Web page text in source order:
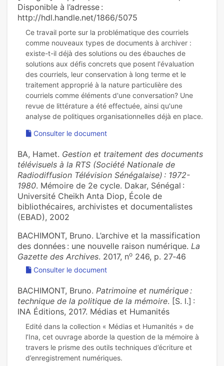
Disponible à l’adresse :
http://hdl.handle.net/1866/5075
Ce travail porte sur la problématique des courriels
comme nouveaux types de documents à archiver :
existe-t-il déjà des solutions ou des ébauches de
solutions aux défis concrets que posent l'évaluation
des courriels, leur conservation à long terme et le
traitement approprié à la nature particulière des
courriels comme éléments d'une conversation? Une
revue de littérature a été effectuée, ainsi qu'une
Consulter le document
BA, Hamet. Gestion et traitement des documents
télévisuels à la RTS (Société Nationale de
Radiodiffusion Télévision Sénégalaise) : 1972-
1980. Mémoire de 2e cycle. Dakar, Sénégal :
Université Cheikh Anta Diop, École de
bibliothécaires, archivistes et documentalistes
(EBAD), 2002
BACHIMONT, Bruno. L’archive et la mas­si­fi­ca­tion
des don­nées : une nou­velle raison numé­ri­que. La
Gazette des Archives. 2017, no 246, p. 27‑46
Consulter le document
BACHIMONT, Bruno. Patrimoine et numérique :
technique de la politique de la mémoire. [S. l.] :
INA Éditions, 2017. Médias et Humanités
Edité dans la collection « Médias et Humanités » de
l’Ina, cet ouvrage aborde la question de la mémoire à
travers le prisme des outils techniques d’écriture et
d’enregistrement numériques.